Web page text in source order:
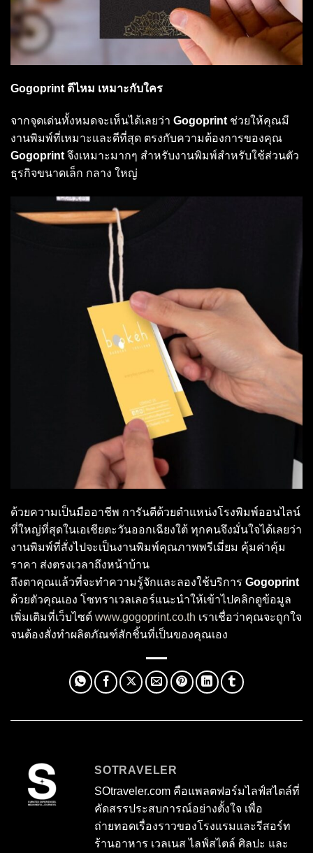
Gogoprint ดีไหม เหมาะกับใคร
จากจุดเด่นทั้งหมดจะเห็นได้เลยว่า Gogoprint ช่วยให้คุณมี
งานพิมพ์ที่เหมาะและดีที่สุด ตรงกับความต้องการของคุณ
Gogoprint จึงเหมาะมากๆ สำหรับงานพิมพ์สำหรับใช้ส่วนตัว
ธุรกิจขนาดเล็ก กลาง ใหญ่
ด้วยความเป็นมืออาชีพ การันตีด้วยตำแหน่งโรงพิมพ์ออนไลน์
ที่ใหญ่ที่สุดในเอเชียตะวันออกเฉียงใต้ ทุกคนจึงมั่นใจได้เลยว่า
งานพิมพ์ที่สั่งไปจะเป็นงานพิมพ์คุณภาพพรีเมี่ยม คุ้มค่าคุ้ม
ราคา ส่งตรงเวลาถึงหน้าบ้าน
ถึงตาคุณแล้วที่จะทำความรู้จักและลองใช้บริการ Gogoprint
ด้วยตัวคุณเอง โซทราเวลเลอร์แนะนำให้เข้าไปคลิกดูข้อมูล
เพิ่มเติมที่เว็บไซต์ www.gogoprint.co.th เราเชื่อว่าคุณจะถูกใจ
จนต้องสั่งทำผลิตภัณฑ์สักชิ้นที่เป็นของคุณเอง
SOTRAVELER
SOtraveler.com คือแพลตฟอร์มไลฟ์สไตล์ที่
คัดสรรประสบการณ์อย่างตั้งใจ เพื่อ
ถ่ายทอดเรื่องราวของโรงแรมและรีสอร์ท
ร้านอาหาร เวลเนส ไลฟ์สไตล์ ศิลปะ และ